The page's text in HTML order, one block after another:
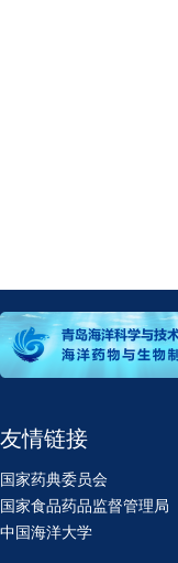
友情链接
国家药典委员会
国家食品药品监督管理局
中国海洋大学